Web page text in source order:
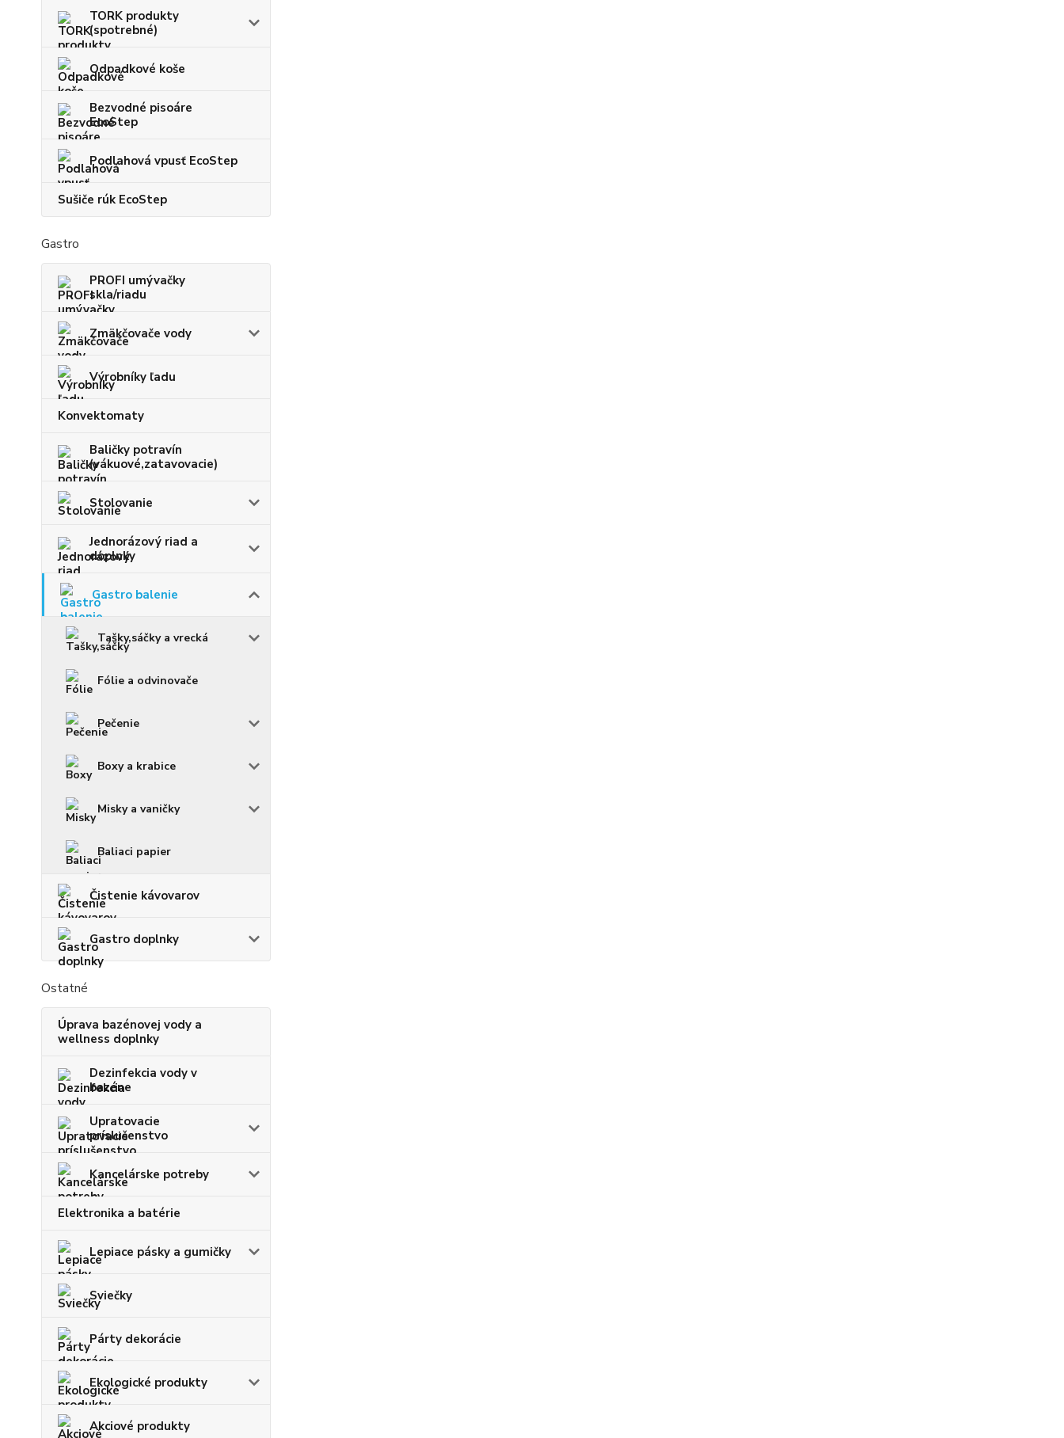
TORK produkty
(spotrebné)
Odpadkové koše
Bezvodné pisoáre
EcoStep
Podlahová vpusť EcoStep
Sušiče rúk EcoStep
Gastro
PROFI umývačky
skla/riadu
Zmäkčovače vody
Výrobníky ľadu
Konvektomaty
Baličky potravín
(vákuové,zatavovacie)
Stolovanie
Jednorázový riad a
doplnky
Gastro balenie
Tašky,sáčky a vrecká
Fólie a odvinovače
Pečenie
Boxy a krabice
Misky a vaničky
Baliaci papier
Čistenie kávovarov
Gastro doplnky
Ostatné
Úprava bazénovej vody a
wellness doplnky
Dezinfekcia vody v
bazéne
Upratovacie
príslušenstvo
Kancelárske potreby
Elektronika a batérie
Lepiace pásky a gumičky
Sviečky
Párty dekorácie
Ekologické produkty
Akciové produkty